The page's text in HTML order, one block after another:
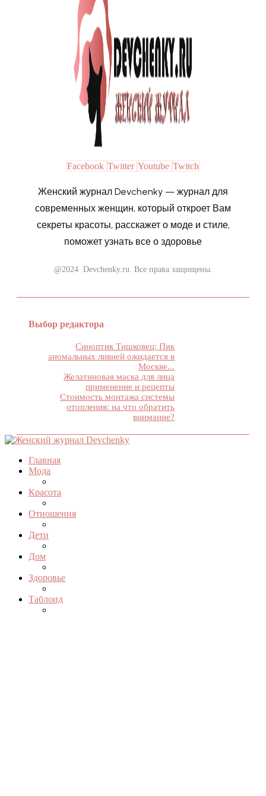
Facebook Twitter Youtube Twitch
Женский журнал Devchenky — журнал для
современных женщин, который откроет Вам
секреты красоты, расскажет о моде и стиле,
поможет узнать все о здоровье
@2024 Devchenky.ru. Все права защищены.
Выбор редактора
Синоптик Тишковец: Пик
аномальных ливней ожидается в
Москве...
Желатиновая маска для лица
применение и рецепты
Стоимость монтажа системы
отопления: на что обратить
внимание?
Главная
Мода
Красота
Отношения
Дети
Дом
Здоровье
Таблоид